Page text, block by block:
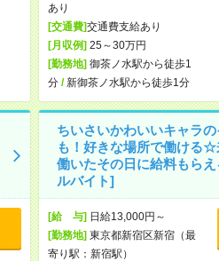
あり
[交通費]交通費支給あり
[月収例]25～30万円
[勤務地]御茶ノ水駅から徒歩1
分/新御茶ノ水駅から徒歩1分
ちいさいかわいいキャラの
も！好きな場所で働ける☆
働いたその日に給料もら
ルバイト]
[給 与]日給13,000円～
[勤務地]東京都新宿区新宿（最
寄り駅：新宿駅）